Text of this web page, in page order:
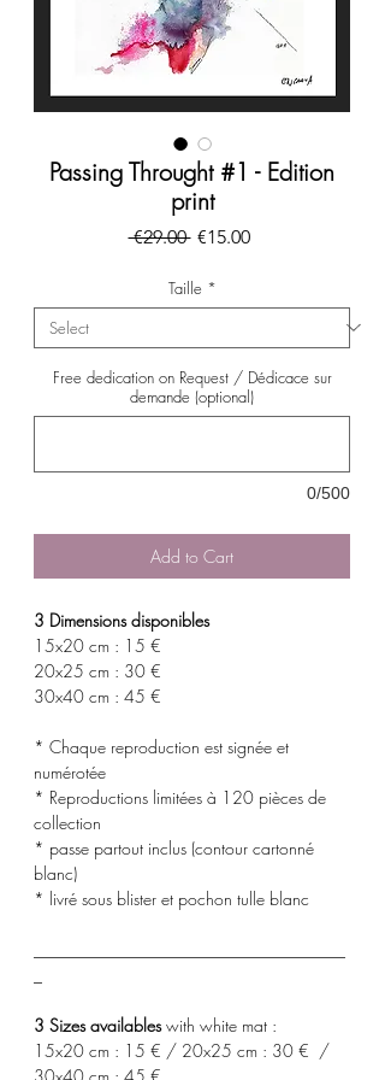
Passing Throught #1 - Edition
print
€29.00 Regular
€15.00Sale
Taille *
Free dedication on Request / Dédicace sur
demande (optional)
0/500
Add to Cart
3 Dimensions disponibles
15x20 cm : 15 €
20x25 cm : 30 €
30x40 cm : 45 €
* Chaque reproduction est signée et
numérotée
* Reproductions limitées à 120 pièces de
collection
* passe partout inclus (contour cartonné
blanc)
* livré sous blister et pochon tulle blanc
3 Sizes availableswith white mat :
15x20 cm : 15 € / 20x25 cm : 30 € /